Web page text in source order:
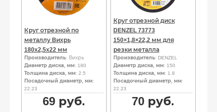
Круг отрезной по
металлу Вихрь
180х2,5х22 мм
Производитель: Вихрь
Диаметр диска, мм: 180
Толщина диска, мм: 2.5
Посадочный диаметр, мм:
22.23
69руб.
Круг отрезной диск
DENZEL 73773
150×1,8×22,2 мм для
резки металла
Производитель: DENZEL
Диаметр диска, мм: 150
Толщина диска, мм: 1.8
Посадочный диаметр, мм:
22.23
70руб.